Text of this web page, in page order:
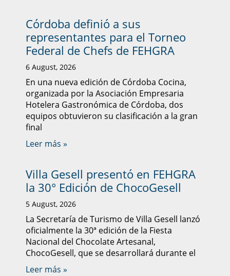
Córdoba definió a sus
representantes para el Torneo
Federal de Chefs de FEHGRA
6 August, 2026
En una nueva edición de Córdoba Cocina,
organizada por la Asociación Empresaria
Hotelera Gastronómica de Córdoba, dos
equipos obtuvieron su clasificación a la gran
final
Leer más »
Villa Gesell presentó en FEHGRA
la 30° Edición de ChocoGesell
5 August, 2026
La Secretaría de Turismo de Villa Gesell lanzó
oficialmente la 30ª edición de la Fiesta
Nacional del Chocolate Artesanal,
ChocoGesell, que se desarrollará durante el
Leer más »